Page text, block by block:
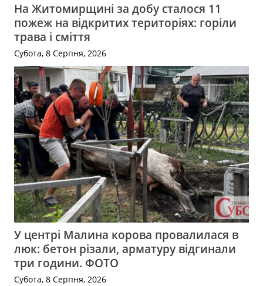
На Житомирщині за добу сталося 11
пожеж на відкритих територіях: горіли
трава і сміття
Субота, 8 Серпня, 2026
У центрі Малина корова провалилася в
люк: бетон різали, арматуру відгинали
три години. ФОТО
Субота, 8 Серпня, 2026